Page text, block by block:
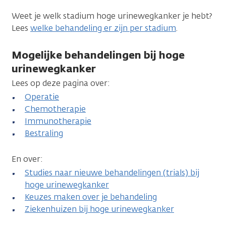
Weet je welk stadium hoge urinewegkanker je hebt?
Lees welke behandeling er zijn per stadium.
Mogelijke behandelingen bij hoge
urinewegkanker
Lees op deze pagina over:
Operatie
Chemotherapie
Immunotherapie
Bestraling
En over:
Studies naar nieuwe behandelingen (trials) bij
hoge urinewegkanker
Keuzes maken over je behandeling
Ziekenhuizen bij hoge urinewegkanker